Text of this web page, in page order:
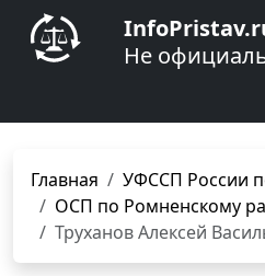
Не
Главная
УФССП России
ОСП по Ромненскому
Труханов Алексей